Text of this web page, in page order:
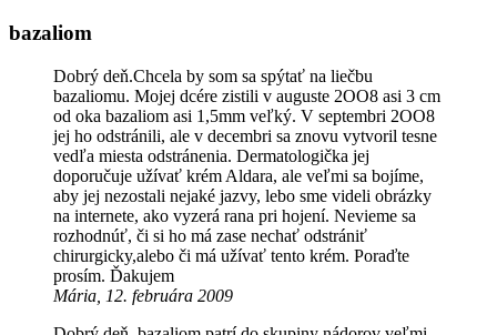
bazaliom
Dobrý deň.Chcela by som sa spýtať na liečbu
bazaliomu. Mojej dcére zistili v auguste 2OO8 asi 3 cm
od oka bazaliom asi 1,5mm veľký. V septembri 2OO8
jej ho odstránili, ale v decembri sa znovu vytvoril tesne
vedľa miesta odstránenia. Dermatologička jej
doporučuje užívať krém Aldara, ale veľmi sa bojíme,
aby jej nezostali nejaké jazvy, lebo sme videli obrázky
na internete, ako vyzerá rana pri hojení. Nevieme sa
rozhodnúť, či si ho má zase nechať odstrániť
chirurgicky,alebo či má užívať tento krém. Poraďte
prosím. Ďakujem
Mária, 12. februára 2009